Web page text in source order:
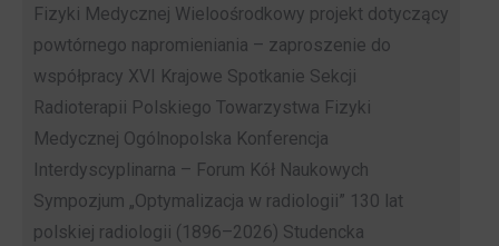
Fizyki Medycznej Wieloośrodkowy projekt dotyczący
powtórnego napromieniania – zaproszenie do
współpracy XVI Krajowe Spotkanie Sekcji
Radioterapii Polskiego Towarzystwa Fizyki
Medycznej Ogólnopolska Konferencja
Interdyscyplinarna – Forum Kół Naukowych
Sympozjum „Optymalizacja w radiologii” 130 lat
polskiej radiologii (1896–2026) Studencka